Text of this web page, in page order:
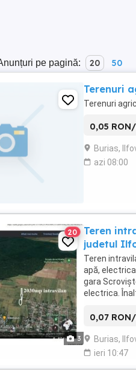
pe pagină: 20 50
Terenuri
Terenuri
0,05
Burias,
azi 08:00
3
20
Teren
judetul
Teren
apă,
gara
electrica.
0,07
Burias,
ieri 10:47